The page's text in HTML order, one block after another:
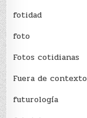
fotidad
foto
Fotos cotidianas
Fuera de contexto
futurología